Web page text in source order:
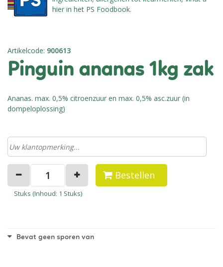
hier in het PS Foodbook.
Artikelcode: 900613
pinguin ananas 1kg zak
Ananas. max. 0,5% citroenzuur en max. 0,5% asc.zuur (in
dompeloplossing)
Bestellen
Stuks (Inhoud: 1 Stuks)
Bevat geen sporen van